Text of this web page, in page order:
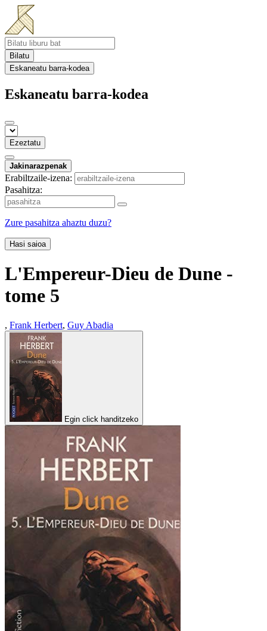
Bilatu
Eskaneatu barra-kodea
Eskaneatu barra-kodea
Ezeztatu
Jakinarazpenak
Erabiltzaile-izena:
Pasahitza:
Zure pasahitza ahaztu duzu?
Hasi saioa
L'Empereur-Dieu de Dune -
tome 5
, Frank Herbert, Guy Abadia
Egin click handitzeko